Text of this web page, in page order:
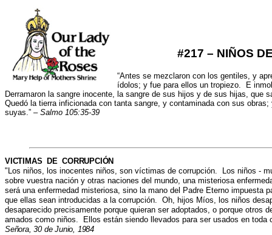
#217 – NIÑOS
“Antes se mezclaron con los gentiles, y
ídolos; y fue para ellos un tropiezo. E
Derramaron la sangre inocente, la sangre de sus hijos y de sus hijas, que
Quedó la tierra inficionada con tanta sangre, y contaminada con sus
suyas.” – Salmo 105:35-39
VICTIMAS DE CORRUPCIÓN
" Los niños, los inocentes niños, son víctimas de corrupción. Los niños -
sobre vuestra nación y otras naciones del mundo, una misteriosa
será una enfermedad misteriosa, sino la mano del Padre Eterno impuesta
que ellas sean introducidas a la corrupción. Oh, hijos Míos, los niños
desaparecido precisamente porque quieran ser adoptados, o porque otros
amados como niños. Ellos están siendo llevados para ser usados en toda
Señora, 30 de Junio, 1984